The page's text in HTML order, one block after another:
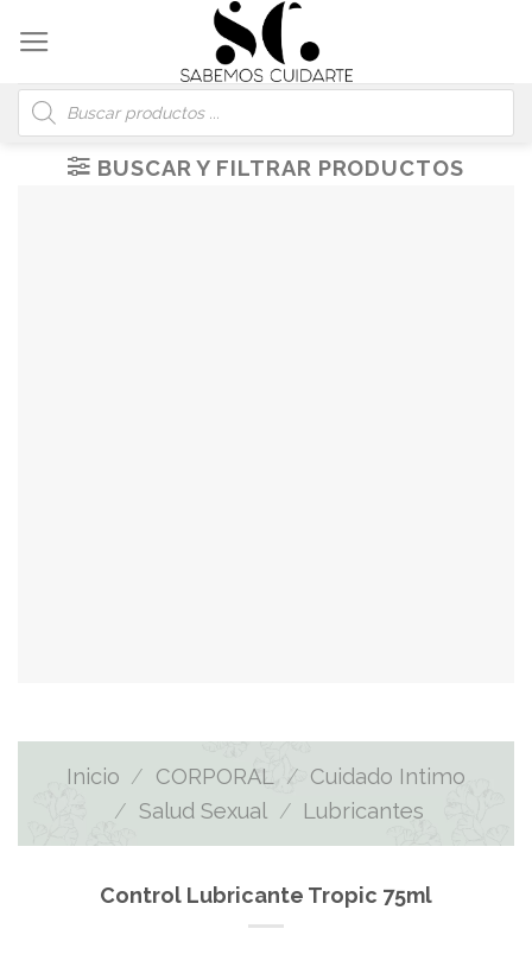
content
Búsqueda
de
productos
BUSCAR Y FILTRAR PRODUCTOS
Inicio / CORPORAL / Cuidado Intimo
/ Salud Sexual / Lubricantes
Control Lubricante Tropic 75ml